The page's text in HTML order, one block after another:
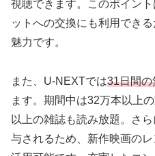
視聴できます。このポイン
ットへの交換にも利用でき
魅力です。
また、U-NEXTでは31日間の
ます。期間中は32万本以上
以上の雑誌も読み放題。さ
与されるため、新作映画の